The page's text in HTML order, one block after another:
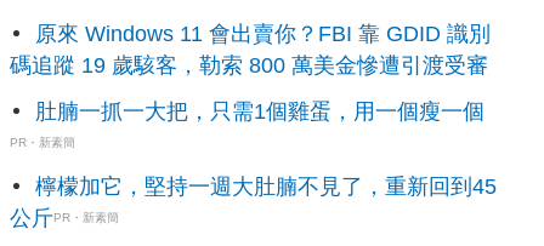
原來 Windows 11 會出賣你？FBI 靠 GDID 識別
碼追蹤 19 歲駭客，勒索 800 萬美金慘遭引渡受審
肚腩一抓一大把，只需1個雞蛋，用一個瘦一個
PR・新素簡
檸檬加它，堅持一週大肚腩不見了，重新回到45
公斤PR・新素簡